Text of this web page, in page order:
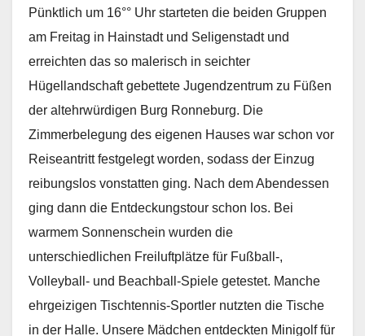
Pünktlich um 16°° Uhr starteten die beiden Gruppen
am Freitag in Hainstadt und Seligenstadt und
erreichten das so malerisch in seichter
Hügellandschaft gebettete Jugendzentrum zu Füßen
der altehrwürdigen Burg Ronneburg. Die
Zimmerbelegung des eigenen Hauses war schon vor
Reiseantritt festgelegt worden, sodass der Einzug
reibungslos vonstatten ging. Nach dem Abendessen
ging dann die Entdeckungstour schon los. Bei
warmem Sonnenschein wurden die
unterschiedlichen Freiluftplätze für Fußball-,
Volleyball- und Beachball-Spiele getestet. Manche
ehrgeizigen Tischtennis-Sportler nutzten die Tische
in der Halle. Unsere Mädchen entdeckten Minigolf für